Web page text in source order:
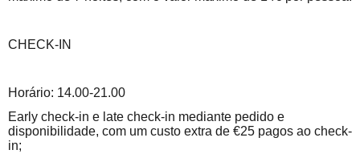
CHECK-IN
Horário: 14.00-21.00
Early check-in e late check-in mediante pedido e
disponibilidade, com um custo extra de €25 pagos ao check-
in;